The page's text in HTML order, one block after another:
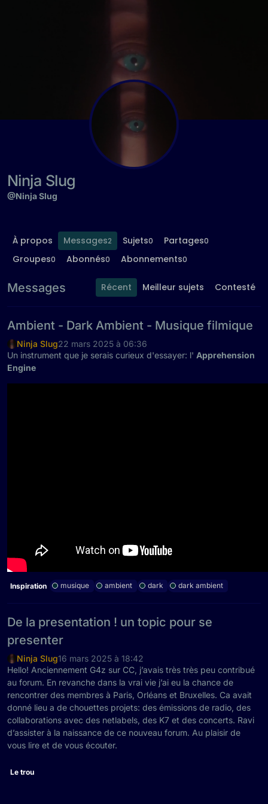
Ninja Slug
@Ninja Slug
À propos Messages2 Sujets0 Partages0
Groupes0 Abonnés0 Abonnements0
Messages Récent Meilleur sujets Contesté
Ambient - Dark Ambient - Musique filmique
Ninja Slug22 mars 2025 à 06:36
Un instrument que je serais curieux d'essayer: l' Apprehension
Engine
Inspiration musique ambient dark dark ambient
De la presentation ! un topic pour se
presenter
Ninja Slug16 mars 2025 à 18:42
Hello! Anciennement G4z sur CC, j’avais très très peu contribué
au forum. En revanche dans la vrai vie j’ai eu la chance de
rencontrer des membres à Paris, Orléans et Bruxelles. Ca avait
donné lieu a de chouettes projets: des émissions de radio, des
collaborations avec des netlabels, des K7 et des concerts. Ravi
d’assister à la naissance de ce nouveau forum. Au plaisir de
vous lire et de vous écouter.
Le trou